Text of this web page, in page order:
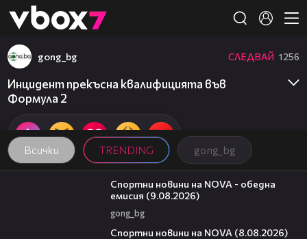
👾
Всички TRENDING gong_bg
gong_bg СЛЕДВАЙ 1256
Инцидент прекъсна квалифицията във
Формула 2
04:25
Спортни новини на NOVA - обедна
емисия (9.08.2026)
gong_bg
Спортни новини на NOVA (8.08.2026)